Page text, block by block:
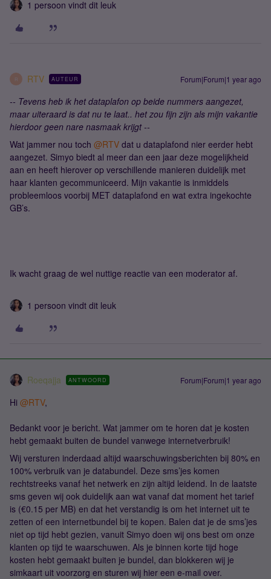
1 persoon vindt dit leuk
R RTV AUTEUR Forum|Forum|1 year ago
-- Tevens heb ik het dataplafon op beide nummers aangezet,
maar uiteraard is dat nu te laat.. het zou fijn zijn als mijn vakantie
hierdoor geen nare nasmaak krijgt --
Wat jammer nou toch ​ @RTV dat u dataplafond nier eerder hebt
aangezet. Simyo biedt al meer dan een jaar deze mogelijkheid
aan en heeft hierover op verschillende manieren duidelijk met
haar klanten gecommuniceerd. Mijn vakantie is inmiddels
probleemloos voorbij MET dataplafond en wat extra ingekochte
GB’s.
Ik wacht graag de wel nuttige reactie van een moderator af.
1 persoon vindt dit leuk
Roeqajja ANTWOORD Forum|Forum|1 year ago
Hi ​ @RTV,
Bedankt voor je bericht. Wat jammer om te horen dat je kosten
hebt gemaakt buiten de bundel vanwege internetverbruik!
Wij versturen inderdaad altijd waarschuwingsberichten bij 80% en
100% verbruik van je databundel. Deze sms’jes komen
rechtstreeks vanaf het netwerk en zijn altijd leidend. In de laatste
sms geven wij ook duidelijk aan wat vanaf dat moment het tarief
is (€0.15 per MB) en dat het verstandig is om het internet uit te
zetten of een internetbundel bij te kopen. Balen dat je de sms’jes
niet op tijd hebt gezien, vanuit Simyo doen wij ons best om onze
klanten op tijd te waarschuwen. Als je binnen korte tijd hoge
kosten hebt gemaakt buiten je bundel, dan blokkeren wij je
simkaart uit voorzorg en sturen wij hier een e-mail over.